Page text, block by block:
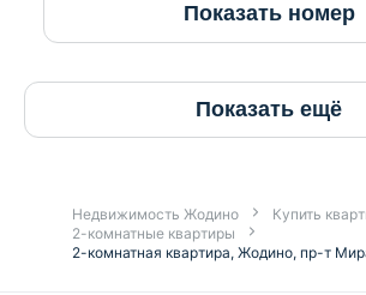
Показать номер
Показать ещё
Недвижимость Жодино
Купить
2-комнатные квартиры
2-комнатная квартира, Жодино, пр-т